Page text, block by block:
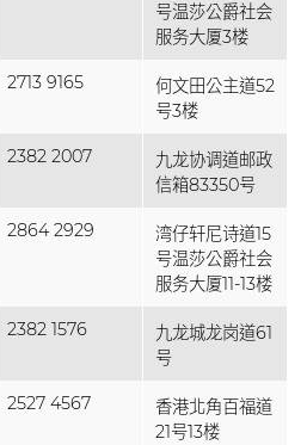
号温莎公爵社会
服务大厦3楼
2713 9165
何文田公主道52
号3楼
2382 2007
九龙协调道邮政
信箱83350号
2864 2929
湾仔轩尼诗道15
号温莎公爵社会
服务大厦11-13楼
2382 1576
九龙城龙岗道61
号
2527 4567
香港北角百福道
21号13楼